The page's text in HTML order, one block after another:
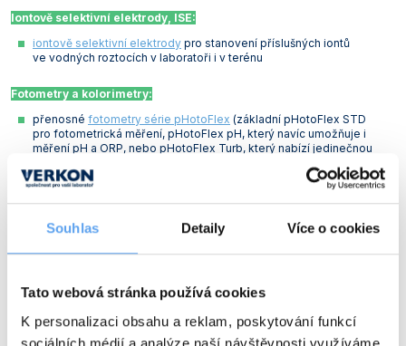
Souhlas Detaily Více o cookies
Tato webová stránka používá cookies
K personalizaci obsahu a reklam, poskytování funkcí
sociálních médií a analýze naší návštěvnosti využíváme
Iontově selektivní elektrody, ISE:
iontově selektivní elektrody pro stanovení příslušných iontů
ve vodných roztocích v laboratoři i v terénu
Fotometry a kolorimetry:
přenosné fotometry série pHotoFlex (základní pHotoFlex STD
pro fotometrická měření, pHotoFlex pH, který navíc umožňuje i
měření pH a ORP, nebo pHotoFlex Turb, který nabízí jedinečnou
přenosnékolorimetry pHotoFlex pro bezpečnou práci v terénu
VIS s rozsahem 320 – 1100 nm nebo photoLab 7600 UV-
dusitanů a dusičnanů bez použití činidel)
Turbidimetry: